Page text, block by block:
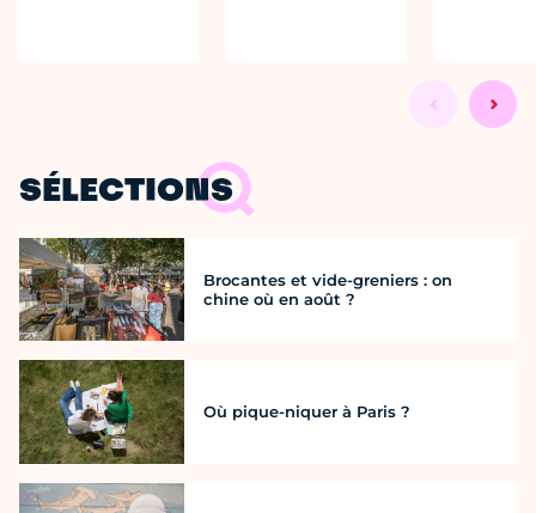
SÉLECTIONS
Brocantes et vide-greniers : on
chine où en août ?
Où pique-niquer à Paris ?